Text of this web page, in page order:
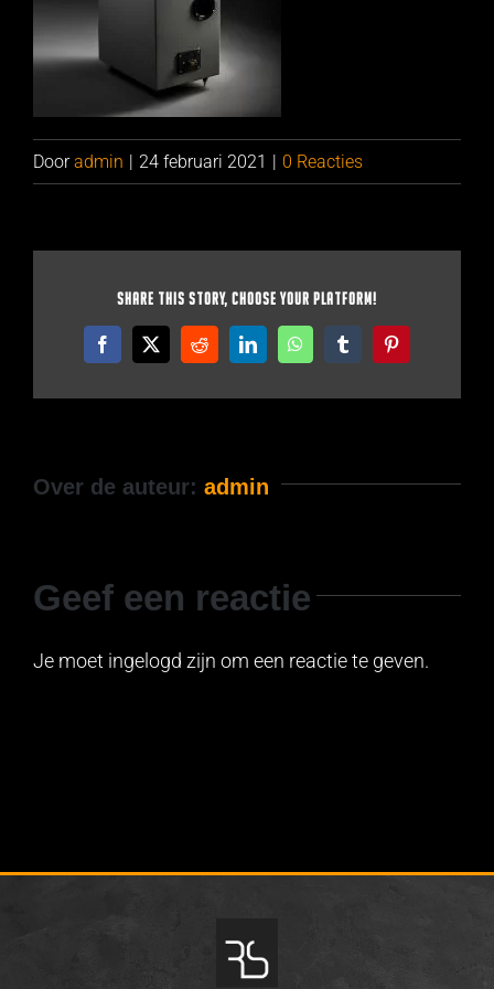
Dooradmin 24 februari 2021 0 Reacties
Share This Story, Choose Your Platform!
Facebook
X RedditLinkedInWhatsAppTumblrPinterest
Over de auteur: admin
Geef een reactie
Je moet ingelogd zijn om een reactie te geven.